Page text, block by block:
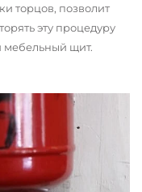
торцов, позволит
эту процедуру
мебельный щит.